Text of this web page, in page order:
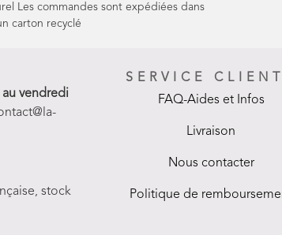
Les commandes sont expédiées dans
carton recyclé
vendredi
stock
SERVICE
FAQ-Aides et Infos
Livraison
Nous contacter
Politique de